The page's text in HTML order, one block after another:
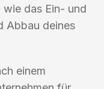
das Ein- und
Abbau deines
einem